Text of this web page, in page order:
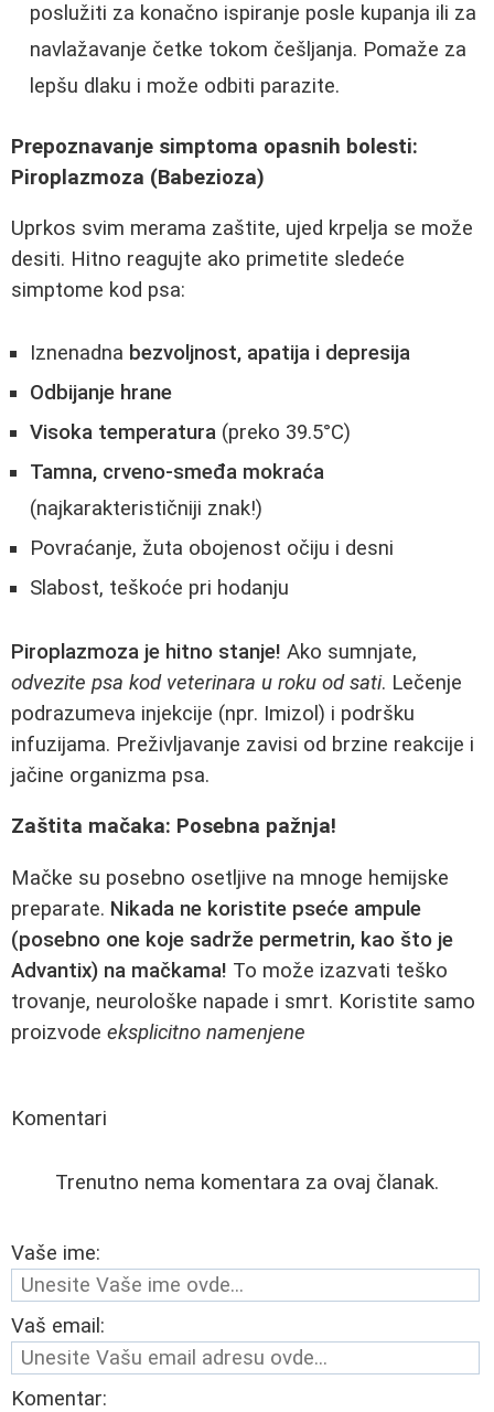
poslužiti za konačno ispiranje posle kupanja ili za
navlažavanje četke tokom češljanja. Pomaže za
lepšu dlaku i može odbiti parazite.
Prepoznavanje simptoma opasnih bolesti:
Piroplazmoza (Babezioza)
Uprkos svim merama zaštite, ujed krpelja se može
desiti. Hitno reagujte ako primetite sledeće
simptome kod psa:
Iznenadna bezvoljnost, apatija i depresija
Odbijanje hrane
Visoka temperatura (preko 39.5°C)
Tamna, crveno-smeđa mokraća
(najkarakterističniji znak!)
Povraćanje, žuta obojenost očiju i desni
Slabost, teškoće pri hodanju
Piroplazmoza je hitno stanje! Ako sumnjate,
odvezite psa kod veterinara u roku od sati. Lečenje
podrazumeva injekcije (npr. Imizol) i podršku
infuzijama. Preživljavanje zavisi od brzine reakcije i
jačine organizma psa.
Zaštita mačaka: Posebna pažnja!
Mačke su posebno osetljive na mnoge hemijske
preparate. Nikada ne koristite pseće ampule
(posebno one koje sadrže permetrin, kao što je
Advantix) na mačkama! To može izazvati teško
trovanje, neurološke napade i smrt. Koristite samo
proizvode eksplicitno namenjene
Komentari
Trenutno nema komentara za ovaj članak.
Vaše ime:
Vaš email:
Komentar: